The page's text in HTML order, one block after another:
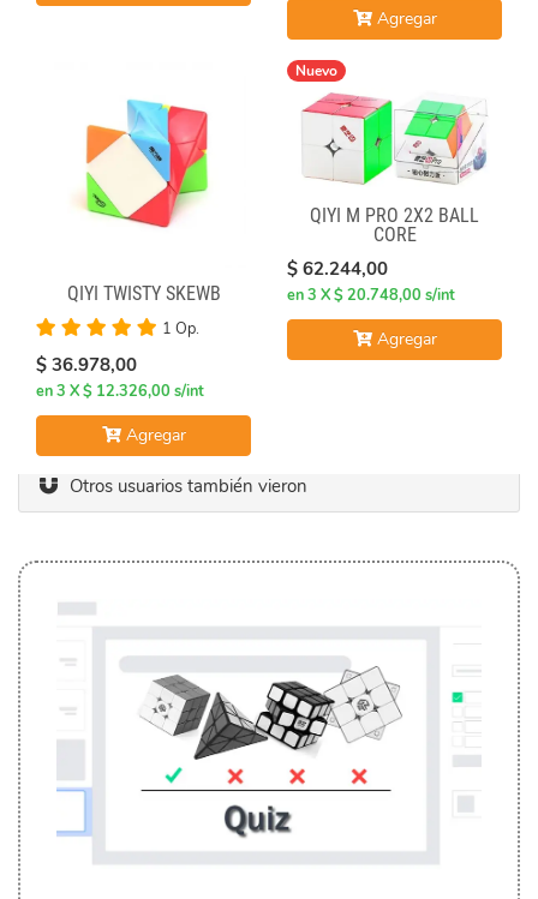
Agregar
QIYI TWISTY SKEWB
1 Op.
$ 36.978,00
en 3 X $ 12.326,00 s/int
Agregar
Nuevo
QIYI M PRO 2X2 BALL
CORE
$ 62.244,00
en 3 X $ 20.748,00 s/int
Agregar
Otros usuarios también vieron